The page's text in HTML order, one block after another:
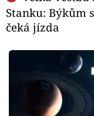
Stanku: Býkům
čeká jízda